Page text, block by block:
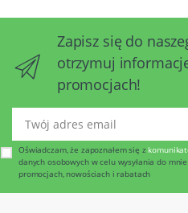
Zapisz się do
otrzymuj
promocjach!
Oświadczam, że zapoznałem się z
danych osobowych w celu wysyłania do
promocjach, nowościach i rabatach